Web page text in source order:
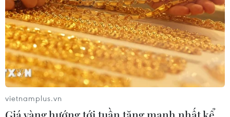
vietnamplus.vn